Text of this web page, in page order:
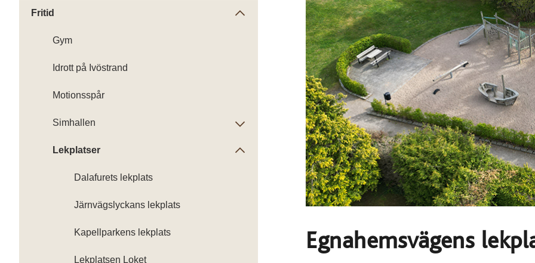
Egnahemsvägens
Fritid
Gym
Idrott på Ivöstrand
Motionsspår
Simhallen
Lekplatser
Dalafurets lekplats
Järnvägslyckans lekplats
Kapellparkens lekplats
Lekplatsen Loket